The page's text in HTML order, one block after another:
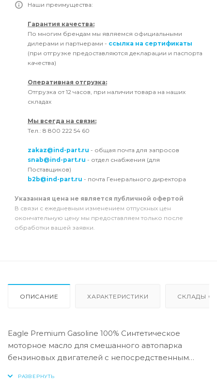
Наши преимущества:
Гарантия качества:
По многим брендам мы являемся официальными
дилерами и партнерами - ссылка на сертификаты
(при отгрузке предоставляются декларации и паспорта
качества)
Оперативная отгрузка:
Отгрузка от 12 часов, при наличии товара на наших
складах
Мы всегда на связи:
Тел.: 8 800 222 54 60
zakaz@ind-part.ru - общая почта для запросов
snab@ind-part.ru - отдел снабжения (для
Поставщиков)
b2b@ind-part.ru - почта Генерального директора
Указанная цена не является публичной офертой
В связи с ежедневным изменением отпускных цен
окончательную цену мы предоставляем только после
обработки вашей заявки.
ОПИСАНИЕ ХАРАКТЕРИСТИКИ СКЛАДЫ
Eagle Premium Gasoline 100% Синтетическое
моторное масло для смешанного автопарка
бензиновых двигателей с непосредственным